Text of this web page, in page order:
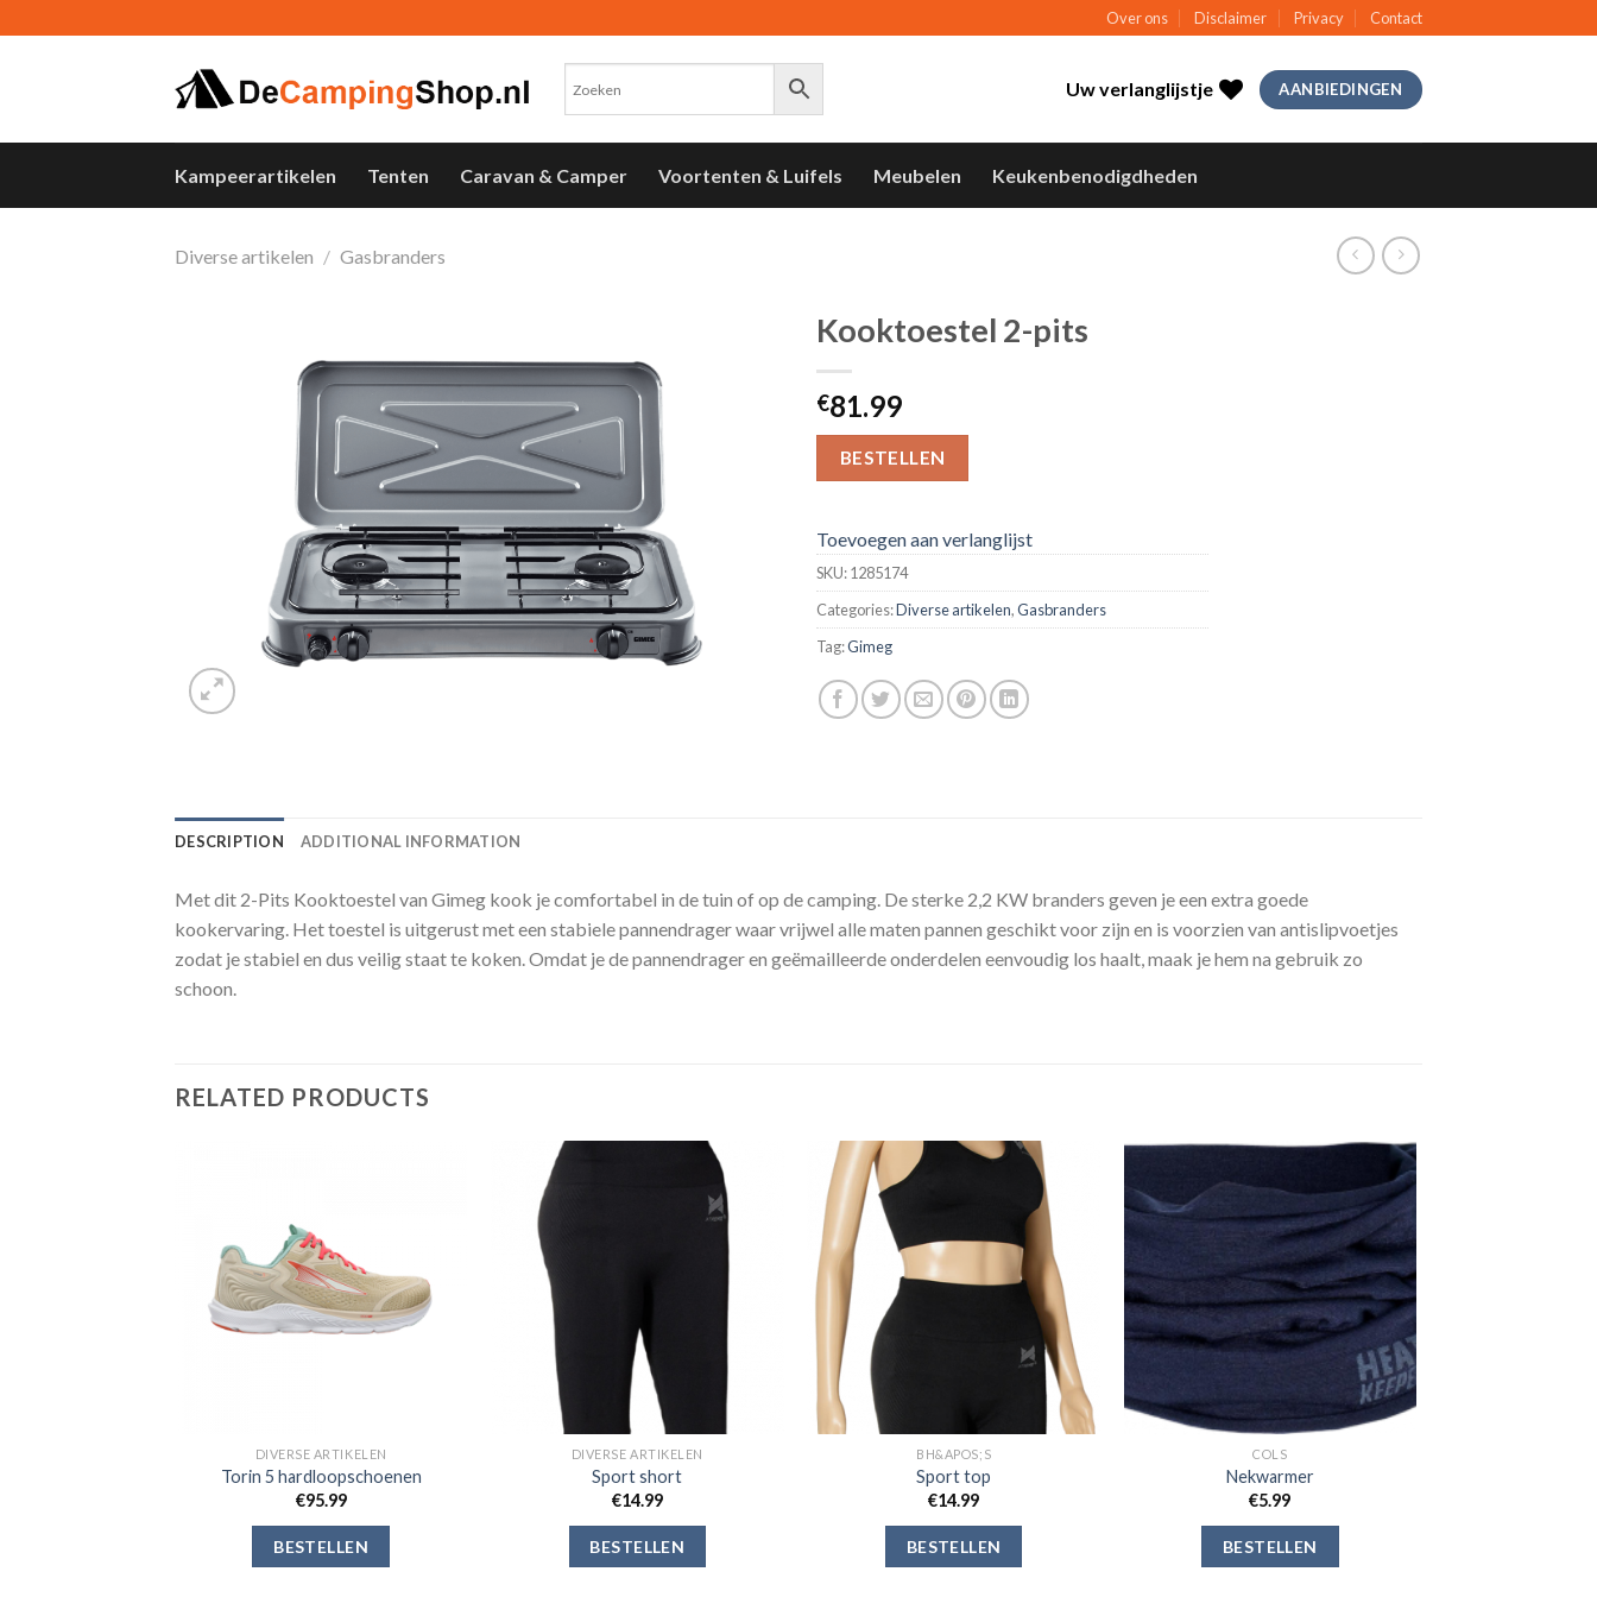
to
Over ons Disclaimer Privacy Contact
Uw verlanglijstje AANBIEDINGEN
Kampeerartikelen Tenten Caravan & Camper Voortenten & Luifels Meubelen Keukenbenodigdheden
Diverse artikelen / Gasbranders
Kooktoestel 2-pits
€81.99
BESTELLEN
Toevoegen aan verlanglijst
SKU:1285174
Categories:Diverse artikelen,Gasbranders
Tag:Gimeg
DESCRIPTION ADDITIONAL INFORMATION
Met dit 2-Pits Kooktoestel van Gimeg kook je comfortabel in de tuin of op de camping. De sterke 2,2 KW branders geven je een extra goede
kookervaring. Het toestel is uitgerust met een stabiele pannendrager waar vrijwel alle maten pannen geschikt voor zijn en is voorzien van antislipvoetjes
zodat je stabiel en dus veilig staat te koken. Omdat je de pannendrager en geëmailleerde onderdelen eenvoudig los haalt, maak je hem na gebruik zo
schoon.
RELATED PRODUCTS
DIVERSE ARTIKELEN
Torin 5 hardloopschoenen
€95.99
BESTELLEN
Toevoegen
aan
verlanglijst
DIVERSE ARTIKELEN
Sport short
€14.99
BESTELLEN
Toevoegen
aan
verlanglijst
BH&APOS;S
Sport top
€14.99
BESTELLEN
Toevoegen
aan
verlanglijst
COLS
Nekwarmer
€5.99
BESTELLEN